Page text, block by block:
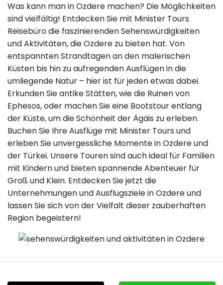
Was kann man in Ozdere machen? Die Möglichkeiten
sind vielfältig! Entdecken Sie mit Minister Tours
Reisebüro die faszinierenden Sehenswürdigkeiten
und Aktivitäten, die Ozdere zu bieten hat. Von
entspannten Strandtagen an den malerischen
Küsten bis hin zu aufregenden Ausflügen in die
umliegende Natur – hier ist für jeden etwas dabei.
Erkunden Sie antike Stätten, wie die Ruinen von
Ephesos, oder machen Sie eine Bootstour entlang
der Küste, um die Schönheit der Ägäis zu erleben.
Buchen Sie Ihre Ausflüge mit Minister Tours und
erleben Sie unvergessliche Momente in Ozdere und
der Türkei. Unsere Touren sind auch ideal für Familien
mit Kindern und bieten spannende Abenteuer für
Groß und Klein. Entdecken Sie jetzt die
Unternehmungen und Ausflugsziele in Ozdere und
lassen Sie sich von der Vielfalt dieser zauberhaften
Region begeistern!